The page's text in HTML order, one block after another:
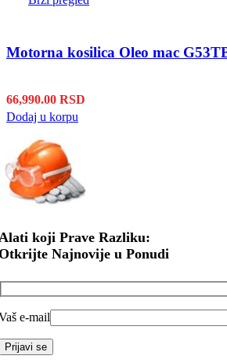
Motorna kosilica Oleo mac
66,990.00 RSD
Dodaj u korpu
koji Prave Razliku:
Najnovije u Ponudi
e-mail